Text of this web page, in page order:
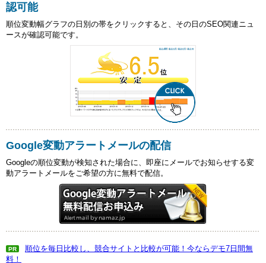
認可能
順位変動幅グラフの日別の帯をクリックすると、その日のSEO関連ニュ
ースが確認可能です。
Google変動アラートメールの配信
Googleの順位変動が検知された場合に、即座にメールでお知らせする変
動アラートメールをご希望の方に無料で配信。
PR
順位を毎日比較し、競合サイトと比較が可能！今ならデモ7日間無
料！